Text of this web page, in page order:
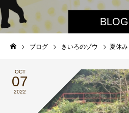
BLOG
ブログ きいろのゾウ 夏休
OCT
07
2022